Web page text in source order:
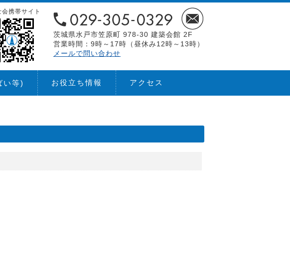
茨城県水戸市笠原町 978-30 建築会館 2F
営業時間：9時～17時（昼休み12時～13時）
メールで問い合わせ
携帯サイト
い等) お役立ち情報 アクセス